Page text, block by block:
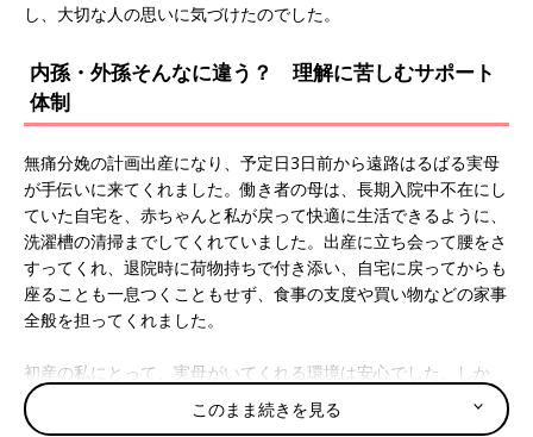
し、大切な人の思いに気づけたのでした。
内孫・外孫そんなに違う？ 理解に苦しむサポート
体制
無痛分娩の計画出産になり、予定日3日前から遠路はるばる実母
が手伝いに来てくれました。働き者の母は、長期入院中不在にし
ていた自宅を、赤ちゃんと私が戻って快適に生活できるように、
洗濯槽の清掃までしてくれていました。出産に立ち会って腰をさ
すってくれ、退院時に荷物持ちで付き添い、自宅に戻ってからも
座ることも一息つくこともせず、食事の支度や買い物などの家事
全般を担ってくれました。
初産の私にとって、実母がいてくれる環境は安心でした。しか
し、まじめな実母にとっては、勝手の分からない娘夫婦の自宅や
見知らぬ土地での買い物は、「気疲れして大変だろうな･･･」と
このまま続きを見る